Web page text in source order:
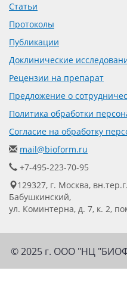
Статьи
Протоколы
Публикации
Доклинические
Рецензии на препарат
Предложение о
Политика обработки
Согласие на обработку
mail@bioform.ru
+7-495-223-70-95
129327, г. Москва,
Бабушкинский,
ул. Коминтерна, д. 7, к. 2,
© 2025 г. ООО "НЦ